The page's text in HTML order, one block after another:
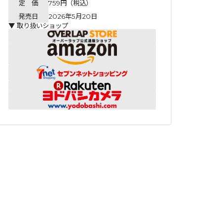
定 価
759円（税込）
発売日
2026年5月20日
▼ 取り扱いショップ